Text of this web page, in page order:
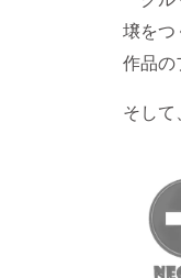
壌をつ
作品の
そし